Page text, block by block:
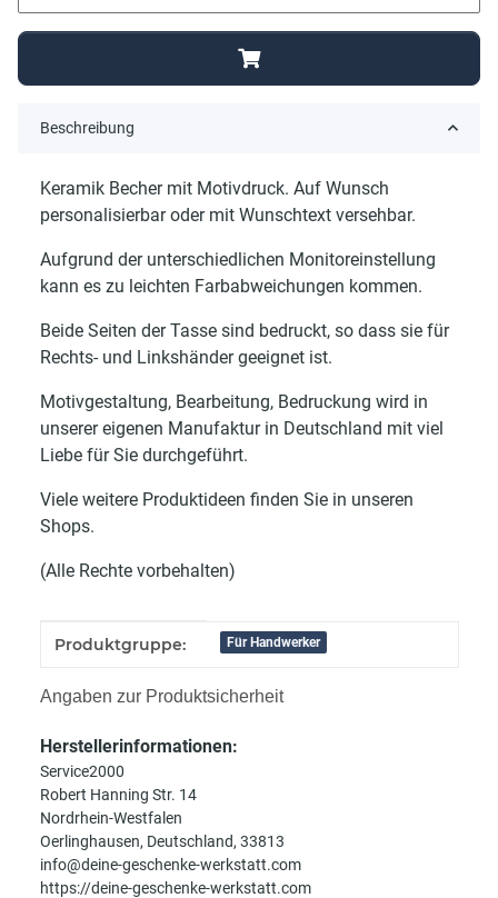
Beschreibung
Keramik Becher mit Motivdruck. Auf Wunsch
personalisierbar oder mit Wunschtext versehbar.
Aufgrund der unterschiedlichen Monitoreinstellung
kann es zu leichten Farbabweichungen kommen.
Beide Seiten der Tasse sind bedruckt, so dass sie für
Rechts- und Linkshänder geeignet ist.
Motivgestaltung, Bearbeitung, Bedruckung wird in
unserer eigenen Manufaktur in Deutschland mit viel
Liebe für Sie durchgeführt.
Viele weitere Produktideen finden Sie in unseren
Shops.
(Alle Rechte vorbehalten)
Produkteigenschaft
Wert
Produktgruppe: Für Handwerker
Angaben zur Produktsicherheit
Herstellerinformationen:
Service2000
Robert Hanning Str. 14
Nordrhein-Westfalen
Oerlinghausen, Deutschland, 33813
info@deine-geschenke-werkstatt.com
https://deine-geschenke-werkstatt.com